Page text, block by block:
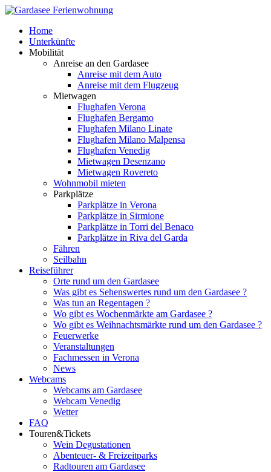
Home
Unterkünfte
Mobilität
Anreise an den Gardasee
Anreise mit dem Auto
Anreise mit dem Flugzeug
Mietwagen
Flughafen Verona
Flughafen Bergamo
Flughafen Milano Linate
Flughafen Milano Malpensa
Flughafen Venedig
Mietwagen Desenzano
Mietwagen Rovereto
Wohnmobil mieten
Parkplätze
Parkplätze in Verona
Parkplätze in Sirmione
Parkplätze in Torri del Benaco
Parkplätze in Riva del Garda
Fähren
Seilbahn
Reiseführer
Orte rund um den Gardasee
Was gibt es Sehenswertes rund um den Gardasee ?
Was tun an Regentagen ?
Wo gibt es Wochenmärkte am Gardasee ?
Wo gibt es Weihnachtsmärkte rund um den Gardasee ?
Feuerwerke
Veranstaltungen
Fachmessen in Verona
News
Webcams
Webcams am Gardasee
Webcam Venedig
Wetter
FAQ
Touren&Tickets
Wein Degustationen
Abenteuer- & Freizeitparks
Radtouren am Gardasee